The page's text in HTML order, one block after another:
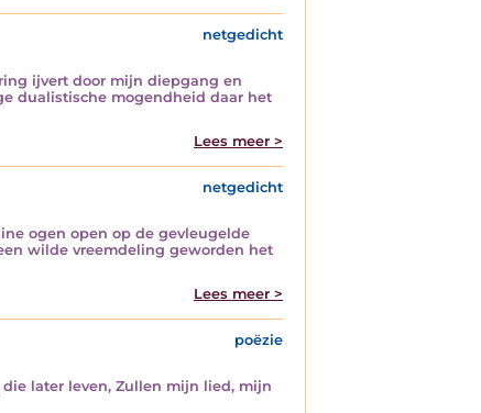
netgedicht
ijvert door mijn diepgang en
dualistische mogendheid daar het
Lees meer >
netgedicht
ogen open op de gevleugelde
wilde vreemdeling geworden het
Lees meer >
poëzie
later leven, Zullen mijn lied, mijn